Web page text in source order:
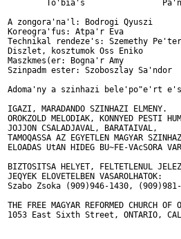
A zongora'na'l: Bodrogi Qyuszi
Koreogra'fus: Atpa'r Eva
Technikal rendeze's: Szemethy
Diszlet, kosztumok Oss Eniko
Maszkmes(er: Bogna'r Amy
Szinpadm ester: Szoboszlay Sa'ndor
Adoma'ny a szinhazi bele'po"e'rt
IGAZI, MARADANDO SZINHAZI ELMENY.
OROKZOLD MELODIAK, KONNYED PESTI
JOJJON CSALADJAVAL, BARATAIVAL,
TAMOQASSA AZ EGYETLEN MAGYAR
ELOADAS UtAN HIDEG BU~FE-VAcSORA
BIZTOSITSA HELYET, FELTETLENUL
JEQYEK ELOVETELBEN VASAROLHATOK:
Szabo Zsoka (909)946-1430, (909)981-9601,	Oss Eniko" (805)
THE FREE MAGYAR REFORMED CHURCH OF
1053 East Sixth Street, ONTARIO,